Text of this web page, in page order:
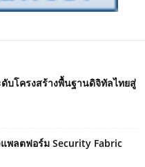
ดับโครงสร้างพื้นฐานดิจิทัลไทยสู่
พลตฟอร์ม Security Fabric